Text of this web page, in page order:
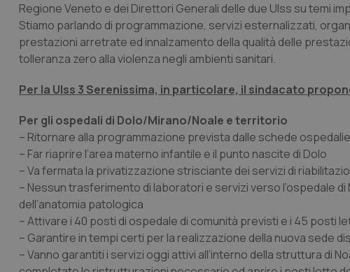
Regione Veneto e dei Direttori Generali delle due Ulss su temi
Stiamo parlando di programmazione, servizi esternalizzati,
prestazioni arretrate ed innalzamento della qualità delle
tolleranza zero alla violenza negli ambienti sanitari.
Per la Ulss 3 Serenissima, in particolare, il sindacato
Per gli ospedali di Dolo/Mirano/Noale e territorio
– Ritornare alla programmazione prevista dalle schede
– Far riaprire l’area materno infantile e il punto nascite di Dolo
– Va fermata la privatizzazione strisciante dei servizi di
– Nessun trasferimento di laboratori e servizi verso l’ospedale
dell’anatomia patologica
– Attivare i 40 posti di ospedale di comunità previsti e i 45 posti
– Garantire in tempi certi per la realizzazione della nuova sede
– Vanno garantiti i servizi oggi attivi all’interno della struttura di